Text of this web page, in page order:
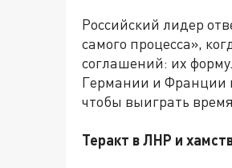
Российский лидер
самого процесса»,
соглашений: их
Германии и Франции
чтобы выиграть
Теракт в ЛНР и